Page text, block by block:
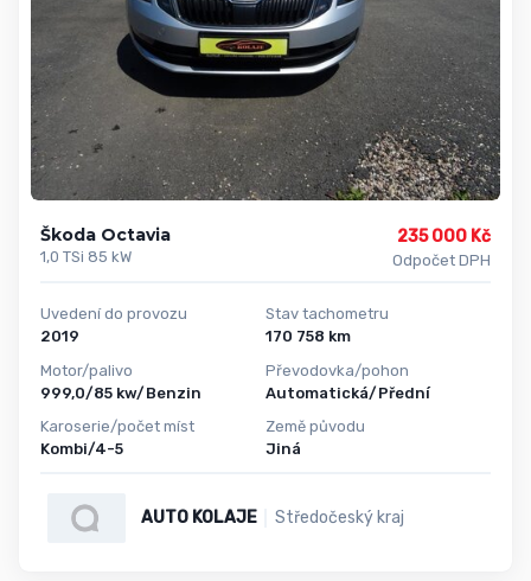
Škoda Octavia
1,0 TSi 85 kW
235 000 Kč
Odpočet DPH
Uvedení do provozu
2019
Motor/palivo
999,0/85 kw/Benzin
Karoserie/počet míst
Kombi/4-5
Stav tachometru
170 758 km
Převodovka/pohon
Automatická/Přední
Země původu
Jiná
AUTO KOLAJE Středočeský kraj